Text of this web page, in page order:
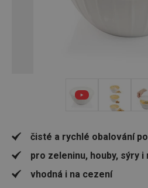
čisté a rychlé obalování
pro zeleninu, houby, sýry i
vhodná i na cezení